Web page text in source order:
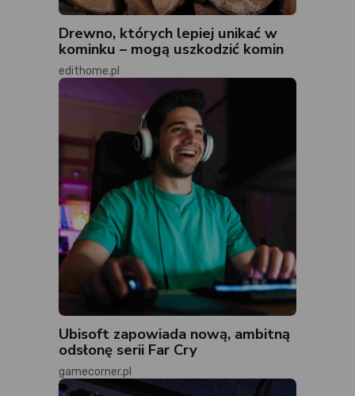
Drewno, których lepiej unikać w
kominku – mogą uszkodzić komin
edithome.pl
Ubisoft zapowiada nową, ambitną
odsłonę serii Far Cry
gamecorner.pl